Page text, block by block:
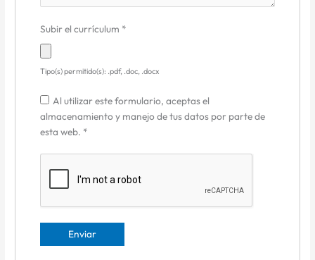
Subir el currículum *
Tipo(s) permitido(s): .pdf, .doc, .docx
Al utilizar este formulario, aceptas el
almacenamiento y manejo de tus datos por parte de
esta web. *